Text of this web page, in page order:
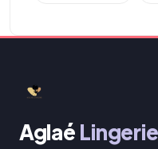
Aglaé Lingerie